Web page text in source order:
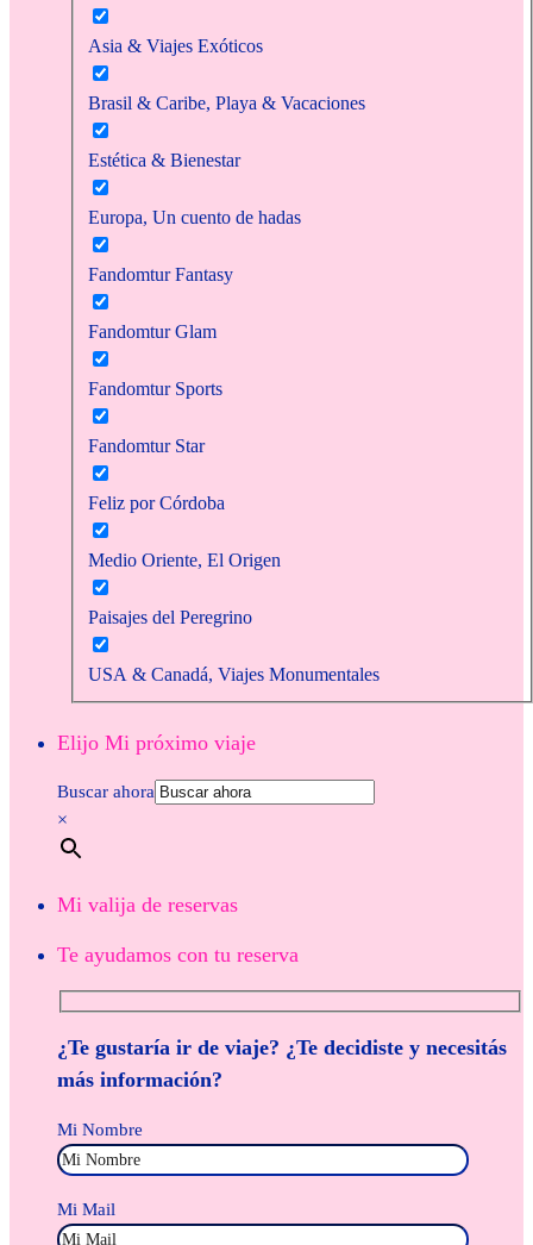
Asia & Viajes Exóticos
Brasil & Caribe, Playa & Vacaciones
Estética & Bienestar
Europa, Un cuento de hadas
Fandomtur Fantasy
Fandomtur Glam
Fandomtur Sports
Fandomtur Star
Feliz por Córdoba
Medio Oriente, El Origen
Paisajes del Peregrino
USA & Canadá, Viajes Monumentales
Elijo Mi próximo viaje
Buscar ahora
×
Mi valija de reservas
Te ayudamos con tu reserva
¿Te gustaría ir de viaje? ¿Te decidiste y necesitás
más información?
Mi Nombre
Mi Mail